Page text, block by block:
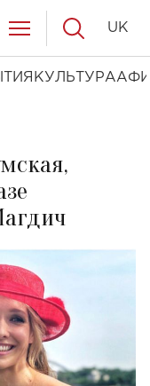
КУЛЬТУРА
UK